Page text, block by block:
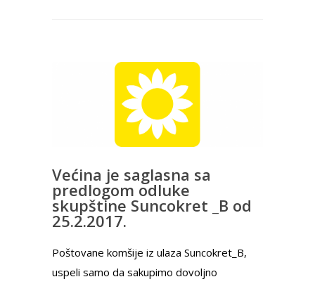
Većina je saglasna sa
predlogom odluke
skupštine Suncokret _B od
25.2.2017.
Poštovane komšije iz ulaza Suncokret_B,
uspeli samo da sakupimo dovoljno